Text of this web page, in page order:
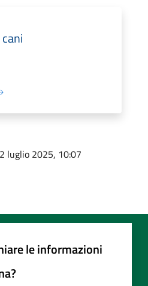
luglio 2025, 10:07
le informazioni